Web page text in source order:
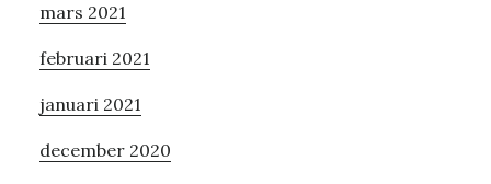
mars 2021
februari 2021
januari 2021
december 2020